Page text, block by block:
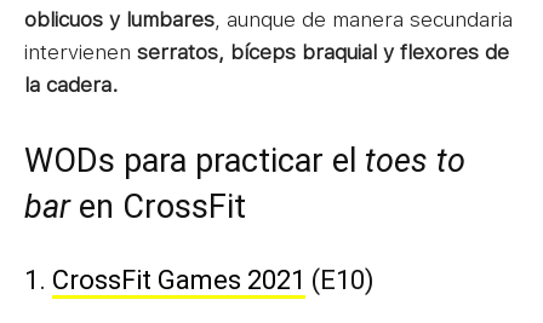
oblicuos y lumbares , aunque de manera secundaria
intervienen serratos, bíceps braquial y flexores de
la cadera.
WODs para practicar el toes to
baren CrossFit
1. CrossFit Games 2021 (E10)